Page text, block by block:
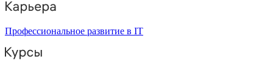
Профессиональное развитие в IT